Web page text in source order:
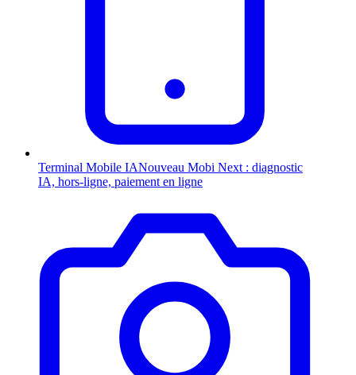
Terminal Mobile IANouveau Mobi Next : diagnostic
IA, hors-ligne, paiement en ligne